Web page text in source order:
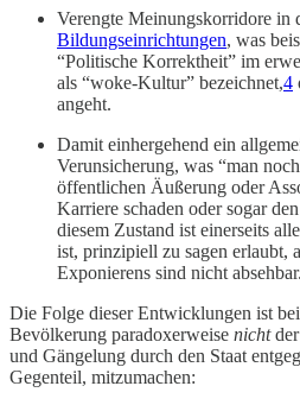
Verengte Meinungskorridore in
Bildungseinrichtungen, was
“Politische Korrektheit” im
als “woke-Kultur” bezeichnet,4
angeht.
Damit einhergehend ein
Verunsicherung, was “man
öffentlichen Äußerung oder
Karriere schaden oder sogar
diesem Zustand ist einerseits
ist, prinzipiell zu sagen erlaubt,
Exponierens sind nicht absehbar.
Die Folge dieser Entwicklungen ist
Bevölkerung paradoxerweise nichtder
und Gängelung durch den Staat
Gegenteil, mitzumachen: